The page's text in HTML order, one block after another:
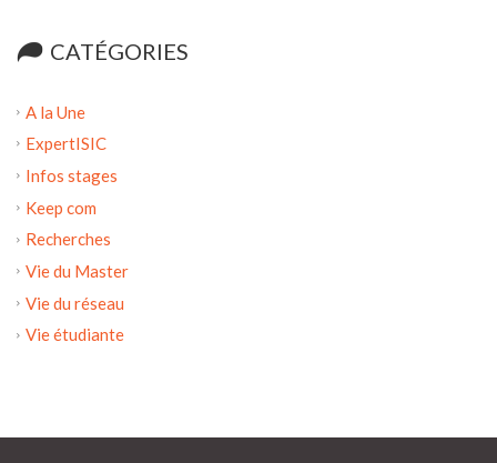
CATÉGORIES
A la Une
ExpertISIC
Infos stages
Keep com
Recherches
Vie du Master
Vie du réseau
Vie étudiante